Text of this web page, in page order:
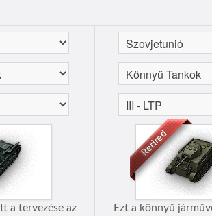
a tervezése az
Ezt a könnyű